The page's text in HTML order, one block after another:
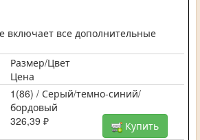
включает все дополнительные
Размер/Цвет
Цена
1(86) / Серый/темно-синий/
бордовый
326,39 ₽
Купить